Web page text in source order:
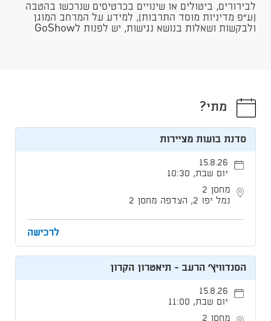
לבירורים, ביטולים או שינויים בכרטיסים שנרכשו בהטבה
(ע"פ מדיניות מוסד התרבות), למידע על המרחב המוגן
ולבקשות ושאלות בנושא נגישות, יש לפנות ל​GoShow
מתי?
סדנת בועות מציירות
15.8.26
יום שבת, 10:30
מחסן 2
נמל יפו 2, הצדפה מחסן 2
לרכישה
הסנדוויץ' הרעב - תיאטרון הקרון
15.8.26
יום שבת, 11:00
מחסן 2